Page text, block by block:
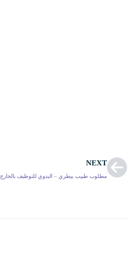
NEXT
مطلوب طبيب بيطري – البدوي للتوظيف بالخارج